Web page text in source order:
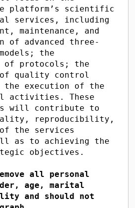
platform’s scientific
services, including
maintenance, and
of advanced three-
the
of protocols; the
of quality control
the execution of the
activities. These
will contribute to
reproducibility,
the services
as to achieving the
objectives.
all personal
age, marital
and should not